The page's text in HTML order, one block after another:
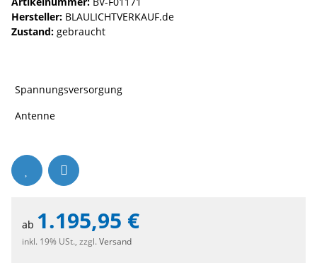
Hersteller: BLAULICHTVERKAUF.de
Zustand: gebraucht
Spannungsversorgung
Antenne
ab 1.195,95 €
inkl. 19% USt., zzgl. Versand